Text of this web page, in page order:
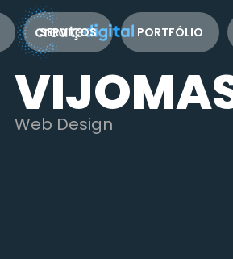
SERVIÇOS PORTFÓLIO
Web Design